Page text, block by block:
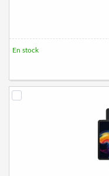
En stock